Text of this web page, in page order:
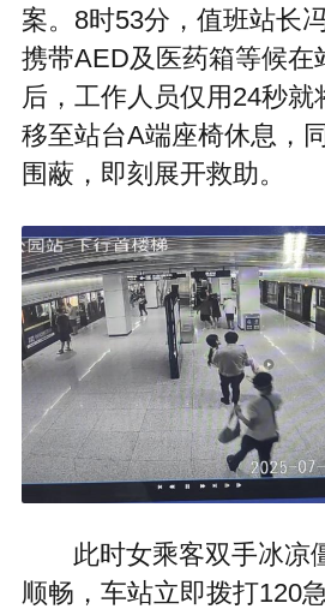
案。8时53分，值班站长
携带AED及医药箱等候在
后，工作人员仅用24秒就
移至站台A端座椅休息，
围蔽，即刻展开救助。
此时女乘客双手冰凉
顺畅，车站立即拨打120